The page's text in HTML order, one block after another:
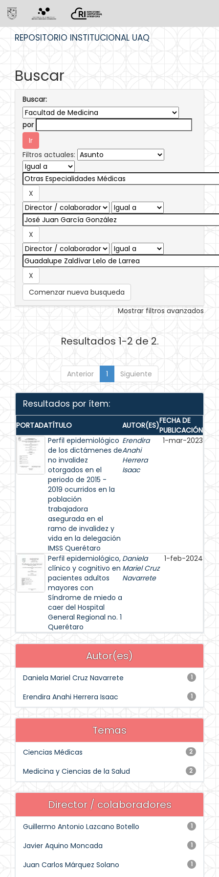
REPOSITORIO INSTITUCIONAL UAQ
Buscar
Buscar:
por
Filtros actuales:
Comenzar nueva busqueda
Mostrar filtros avanzados
Resultados 1-2 de 2.
Anterior 1 Siguiente
Resultados por ítem:
PORTADATÍTULO AUTOR(ES)FECHA DE
PUBLICACIÓN
Perfil epidemiológico
de los dictámenes de
no invalidez
otorgados en el
periodo de 2015 -
2019 ocurridos en la
población
trabajadora
asegurada en el
ramo de invalidez y
vida en la delegación
IMSS Querétaro
Erendira
Anahi
Herrera
Isaac
1-mar-2023
Perfil epidemiológico,
clínico y cognitivo en
pacientes adultos
mayores con
Síndrome de miedo a
caer del Hospital
General Regional no. 1
Querétaro
Daniela
Mariel Cruz
Navarrete
1-feb-2024
Autor(es)
1
Daniela Mariel Cruz Navarrete
1
Erendira Anahi Herrera Isaac
Temas
2
Ciencias Médicas
2
Medicina y Ciencias de la Salud
Director / colaboradores
1
Guillermo Antonio Lazcano Botello
1
Javier Aquino Moncada
1
Juan Carlos Márquez Solano